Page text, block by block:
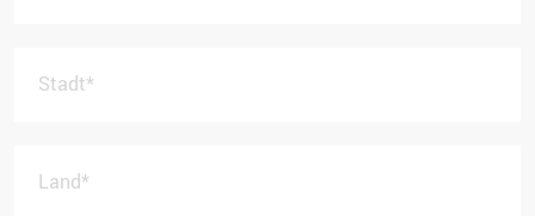
Stadt*
Land*